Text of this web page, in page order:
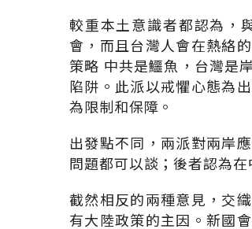
較重本土意識者都認為，
會，而且台灣人會在熱絡
策略 中共是鱷魚，台灣是
陷阱。此派以戒懼心態為
為限制和保障。
出發點不同，兩派對兩岸
問題都可以談；後者認為
截然相反的兩種意見，交
有大陸政策的主因。新國